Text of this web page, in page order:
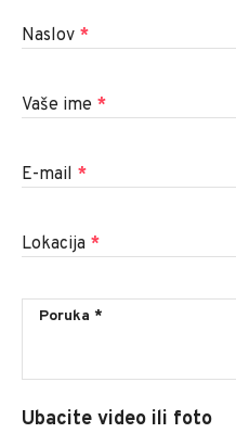
Naslov *
Vaše ime *
E-mail *
Lokacija *
Ubacite video ili foto